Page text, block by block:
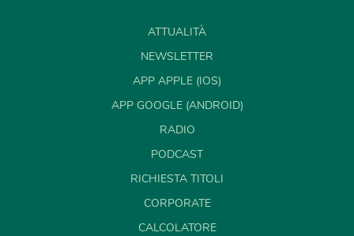
ATTUALITÀ
NEWSLETTER
APP APPLE (IOS)
APP GOOGLE (ANDROID)
RADIO
PODCAST
RICHIESTA TITOLI
CORPORATE
CALCOLATORE